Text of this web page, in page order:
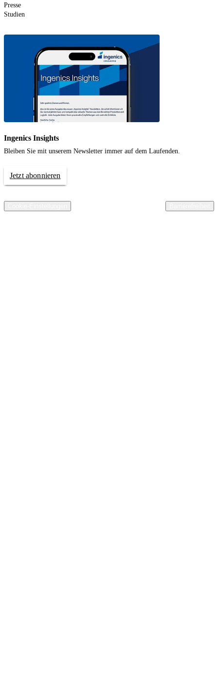
Presse
Studien
Ingenics Insights
Bleiben Sie mit unserem Newsletter immer auf dem Laufenden.
Jetzt abonnieren
© 2026 Ingenics AG. All rights reserved.